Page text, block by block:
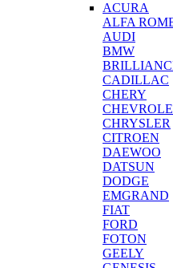
ACURA
ALFA
AUDI
BMW
CADILLAC
CHERY
CHRYSLER
CITROEN
DAEWOO
DATSUN
DODGE
EMGRAND
FIAT
FORD
FOTON
GEELY